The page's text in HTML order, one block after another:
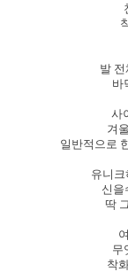
발
바
사
겨
일반적으로
유니
신을
딱
무
착